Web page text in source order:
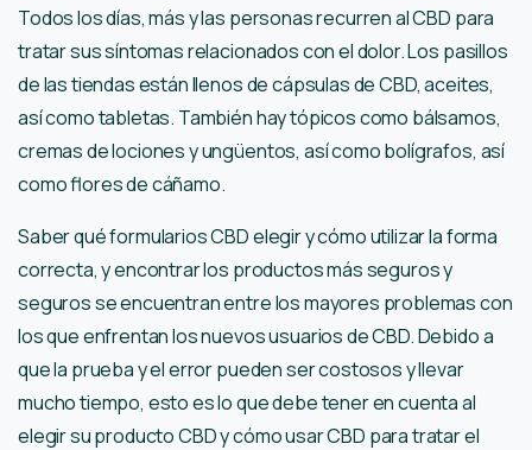
Todos los días, más y las personas recurren al CBD para
tratar sus síntomas relacionados con el dolor. Los pasillos
de las tiendas están llenos de cápsulas de CBD, aceites,
así como tabletas. También hay tópicos como bálsamos,
cremas de lociones y ungüentos, así como bolígrafos, así
como flores de cáñamo.
Saber qué formularios CBD elegir y cómo utilizar la forma
correcta, y encontrar los productos más seguros y
seguros se encuentran entre los mayores problemas con
los que enfrentan los nuevos usuarios de CBD. Debido a
que la prueba y el error pueden ser costosos y llevar
mucho tiempo, esto es lo que debe tener en cuenta al
elegir su producto CBD y cómo usar CBD para tratar el